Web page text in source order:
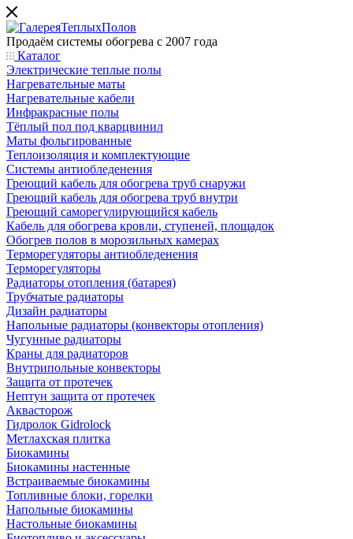
Продаём системы обогрева с 2007 года
Каталог
Электрические теплые полы
Нагревательные маты
Нагревательные кабели
Инфракрасные полы
Тёплый пол под кварцвинил
Маты фольгированные
Теплоизоляция и комплектующие
Системы антиобледенения
Греющий кабель для обогрева труб снаружи
Греющий кабель для обогрева труб внутри
Греющий саморегулирующийся кабель
Кабель для обогрева кровли, ступеней, площадок
Обогрев полов в морозильных камерах
Терморегуляторы антиобледенения
Терморегуляторы
Радиаторы отопления (батарея)
Трубчатые радиаторы
Дизайн радиаторы
Напольные радиаторы (конвекторы отопления)
Чугунные радиаторы
Краны для радиаторов
Внутрипольные конвекторы
Защита от протечек
Нептун защита от протечек
Аквасторож
Гидролок Gidrolock
Метлахская плитка
Биокамины
Биокамины настенные
Встраиваемые биокамины
Топливные блоки, горелки
Напольные биокамины
Настольные биокамины